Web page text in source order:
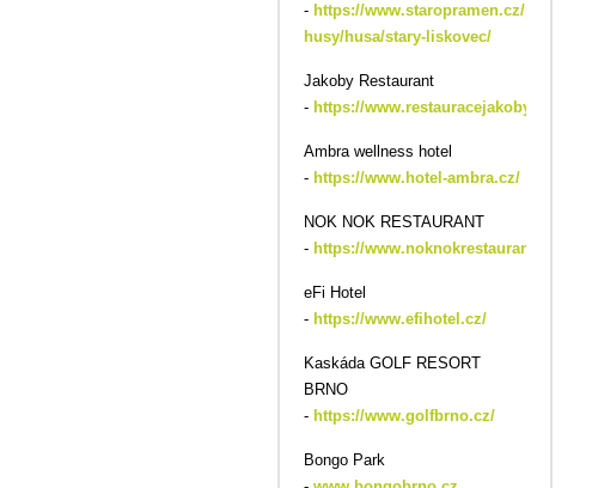
- https://www.staropramen.cz/potrefene-
husy/husa/stary-liskovec/
Jakoby Restaurant
- https://www.restauracejakoby.cz/
Ambra wellness hotel
- https://www.hotel-ambra.cz/
NOK NOK RESTAURANT
- https://www.noknokrestaurant.cz/
eFi Hotel
- https://www.efihotel.cz/
Kaskáda GOLF RESORT
BRNO
- https://www.golfbrno.cz/
Bongo Park